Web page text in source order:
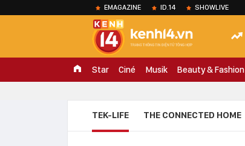
EMAGAZINE ID.14 SHOWLIVE
Star Ciné Musik Beauty & Fashion
TEK-LIFE THE CONNECTED HOME